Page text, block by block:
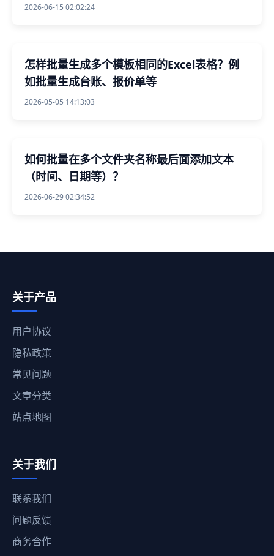
2026-06-15 02:02:24
怎样批量生成多个模板相同的Excel表格？例
如批量生成台账、报价单等
2026-05-05 14:13:03
如何批量在多个文件夹名称最后面添加文本
（时间、日期等）？
2026-06-29 02:34:52
关于产品
用户协议
隐私政策
常见问题
文章分类
站点地图
关于我们
联系我们
问题反馈
商务合作